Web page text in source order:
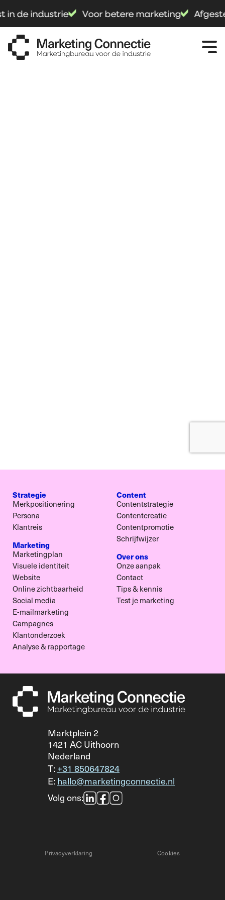
in de industrie Voor betere marketing
Strategie
Merkpositionering
Persona
Klantreis
Marketing
Marketingplan
Visuele identiteit
Website
Online zichtbaarheid
Social media
E-mailmarketing
Campagnes
Klantonderzoek
Analyse & rapportage
Content
Contentstrategie
Contentcreatie
Contentpromotie
Schrijfwijzer
Over ons
Onze aanpak
Contact
Tips & kennis
Test je marketing
Marktplein 2
1421 AC Uithoorn
Nederland
T: +31 850647824
E: hallo@marketingconnectie.nl
Volg ons:
Privacyverklaring Cookies